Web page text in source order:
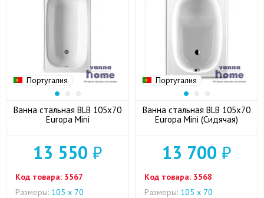
Португалия
Ванна стальная BLB 105x70
Europa Mini
13 550 ₽
Код товара: 3567
Размеры: 105 x 70
Португалия
Ванна стальная BLB 105x70
Europa Mini (Сидячая)
13 700 ₽
Код товара: 3568
Размеры: 105 x 70